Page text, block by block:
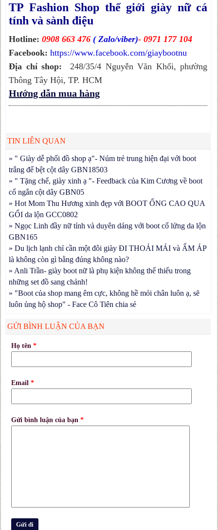
TP Fashion Shop thế giới giày nữ cá
tính và sành điệu
Hotline: 0908 663 476 ( Zalo/viber)- 0971 177 104
Facebook: https://www.facebook.com/giaybootnu
Địa chỉ shop: 248/35/4 Nguyễn Văn Khối, phường
Thông Tây Hội, TP. HCM
Hướng dẫn mua hàng
TIN LIÊN QUAN
» " Giày dễ phối đồ shop ạ"- Núm trẻ trung hiện đại với boot
trắng đế bệt cột dây GBN18503
» " Tặng chế, giày xinh ạ "- Feedback của Kim Cương về boot
cổ ngắn cột dây GBN05
» Hot Mom Thu Hương xinh đẹp với BOOT ỐNG CAO QUA
GỐI da lộn GCC0802
» Ngọc Linh đầy nữ tính và duyên dáng với boot cổ lửng da lộn
GBN165
» Du lịch lạnh chỉ cần một đôi giày ĐI THOẢI MÁI và ẤM ÁP
là không còn gì bằng đúng không nào?
» Anli Trần- giày boot nữ là phụ kiện không thể thiếu trong
những set đồ sang chảnh!
» "Boot của shop mang êm cực, không hề mỏi chân luôn ạ, sẽ
luôn ủng hộ shop" - Face Cô Tiên chia sẻ
GỬI BÌNH LUẬN CỦA BẠN
Họ tên*
Email*
Gửi bình luận của bạn*